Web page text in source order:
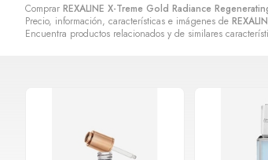
Comprar REXALINE X-Treme Gold Radiance
Precio, información, características e imágenes de
Encuentra productos relacionados y de similares